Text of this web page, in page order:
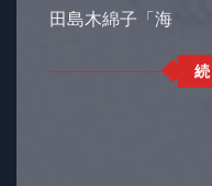
田島木綿子「海